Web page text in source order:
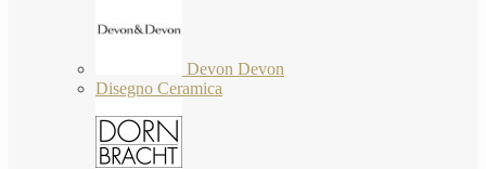
Devon Devon
Disegno Ceramica